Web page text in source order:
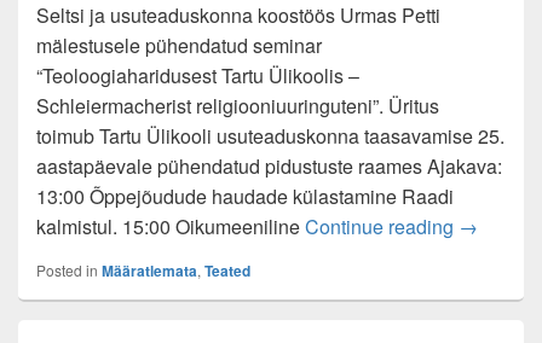
Seltsi ja usuteaduskonna koostöös Urmas Petti
mälestusele pühendatud seminar
“Teoloogiaharidusest Tartu Ülikoolis –
Schleiermacherist religiooniuuringuteni”. Üritus
toimub Tartu Ülikooli usuteaduskonna taasavamise 25.
aastapäevale pühendatud pidustuste raames Ajakava:
13:00 Õppejõudude haudade külastamine Raadi
kalmistul. 15:00 OikumeenilineContinue reading 28.
→
Posted in Määratlemata, Teated